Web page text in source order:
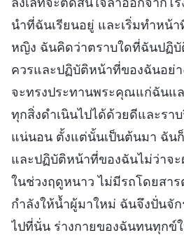
นำที่ฉันเรียนอยู่ และเริ่มทำหน้
หญิง ฉันคิดว่าตราบใดที่ฉันปฏิบั
ควรและปฏิบัติหน้าที่ของฉันอย่า
จะทรงประทานพระคุณแก่ฉันแ
ทุกสิ่งดำเนินไปได้ด้วยดีและรา
แน่นอน ตั้งแต่นั้นเป็นต้นมา ฉัน
และปฏิบัติหน้าที่ของฉันไม่ว่าจ
ในช่วงฤดูหนาว ไม่มีรถโดยสา
กำลังให้น้ำผู้มาใหม่ ฉันจึงปั่นจั
ไปที่นั่น ร่างกายของฉันทนทุกข์